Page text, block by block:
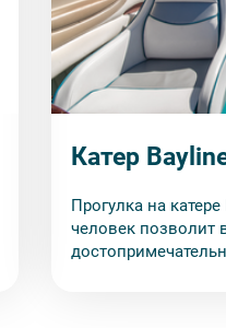
Катер
Прогулка на
человек позволит